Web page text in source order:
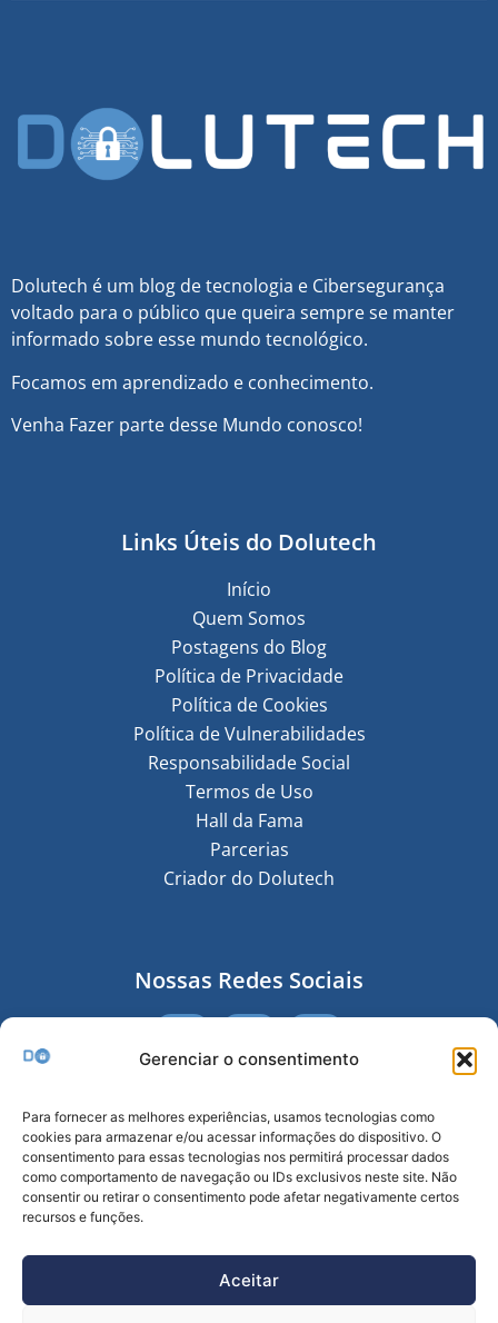
Gerenciar o consentimento
Para fornecer as melhores experiências, usamos tecnologias como
cookies para armazenar e/ou acessar informações do dispositivo. O
consentimento para essas tecnologias nos permitirá processar dados
como comportamento de navegação ou IDs exclusivos neste site. Não
consentir ou retirar o consentimento pode afetar negativamente certos
recursos e funções.
Aceitar
Dolutech é um blog de tecnologia e Cibersegurança
voltado para o público que queira sempre se manter
informado sobre esse mundo tecnológico.
Focamos em aprendizado e conhecimento.
Venha Fazer parte desse Mundo conosco!
Links Úteis do Dolutech
Início
Quem Somos
Postagens do Blog
Política de Privacidade
Política de Cookies
Política de Vulnerabilidades
Responsabilidade Social
Termos de Uso
Hall da Fama
Parcerias
Criador do Dolutech
Nossas Redes Sociais
Receba nossa Newsletter
Enviar